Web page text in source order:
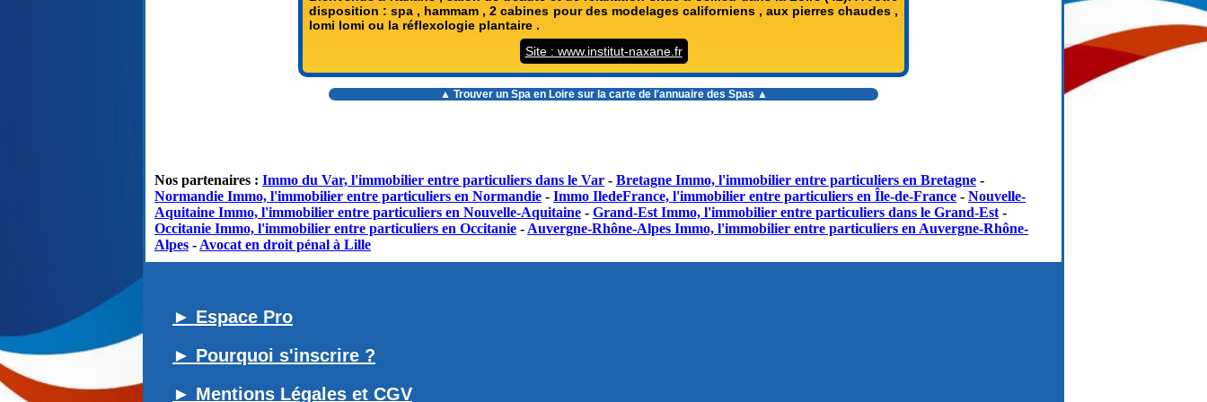
disposition : spa , hammam , 2 cabines pour des modelages californiens , aux pierres chaudes ,
lomi lomi ou la réflexologie plantaire .
Site : www.institut-naxane.fr
▲ Trouver un Spa en Loiresur la carte de l'annuaire des Spas ▲
Nos partenaires : Immo du Var, l'immobilier entre particuliers dans le Var - Bretagne Immo, l'immobilier entre particuliers en Bretagne -
Normandie Immo, l'immobilier entre particuliers en Normandie - Immo IledeFrance, l'immobilier entre particuliers en Île-de-France - Nouvelle-
Aquitaine Immo, l'immobilier entre particuliers en Nouvelle-Aquitaine - Grand-Est Immo, l'immobilier entre particuliers dans le Grand-Est -
Occitanie Immo, l'immobilier entre particuliers en Occitanie - Auvergne-Rhône-Alpes Immo, l'immobilier entre particuliers en Auvergne-Rhône-
Alpes - Avocat en droit pénal à Lille
► Espace Pro
► Pourquoi s'inscrire ?
► Mentions Légales et CGV